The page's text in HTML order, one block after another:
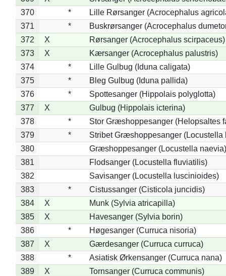
370
*
Lille Rørsanger (Acrocephalus
371
*
Buskrørsanger (Acrocephalus
372
X
Rørsanger (Acrocephalus scirpaceus)
373
X
Kærsanger (Acrocephalus palustris)
374
*
Lille Gulbug (Iduna caligata)
375
*
Bleg Gulbug (Iduna pallida)
376
*
Spottesanger (Hippolais polyglotta)
377
X
Gulbug (Hippolais icterina)
378
*
Stor Græshoppesanger (Helopsaltes
379
*
Stribet Græshoppesanger (Locustella
380
Græshoppesanger (Locustella naevia)
381
Flodsanger (Locustella fluviatilis)
382
Savisanger (Locustella luscinioides)
383
*
Cistussanger (Cisticola juncidis)
384
X
Munk (Sylvia atricapilla)
385
X
Havesanger (Sylvia borin)
386
*
Høgesanger (Curruca nisoria)
387
X
Gærdesanger (Curruca curruca)
388
*
Asiatisk Ørkensanger (Curruca nana)
389
X
Tornsanger (Curruca communis)